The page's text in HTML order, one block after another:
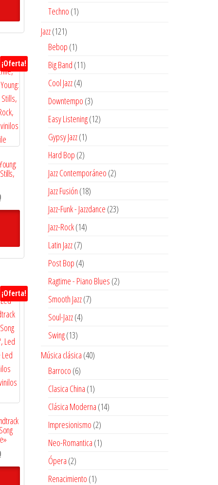
$17.100.
¡Oferta!
El
precio
$26.100.
¡Oferta!
El
precio
productos
Techno 11
Jazz 121121
productos
Bebop 11
producto
Big Band 1111
Cool Jazz 44
productos
Downtempo 33
productos
Easy Listening 1212
Gypsy Jazz 11
Hard Bop 22
productos
Jazz Contemporáneo 22
Jazz Fusión 1818
productos
Jazz-Funk - Jazzdance 2323
Jazz-Rock 1414
Latin Jazz 77
productos
Post Bop 44
productos
Ragtime - Piano Blues 22
Smooth Jazz 77
Soul-Jazz 44
Swing 1313
Música clásica 4040
Barroco 66
productos
Clasica China 11
producto
Clásica Moderna 1414
Impresionismo 22
productos
Neo-Romantica 11
Ópera 22
productos
Renacimiento 11